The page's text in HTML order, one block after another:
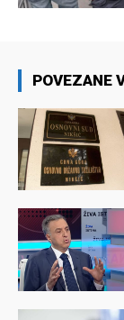
POVEZANE